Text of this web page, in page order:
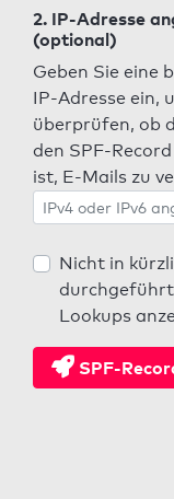
2. IP-Adresse
(optional)
Geben Sie eine
IP-Adresse ein,
überprüfen, ob
den SPF-
ist, E-Mails zu
Nicht in
Lookups
SPF-